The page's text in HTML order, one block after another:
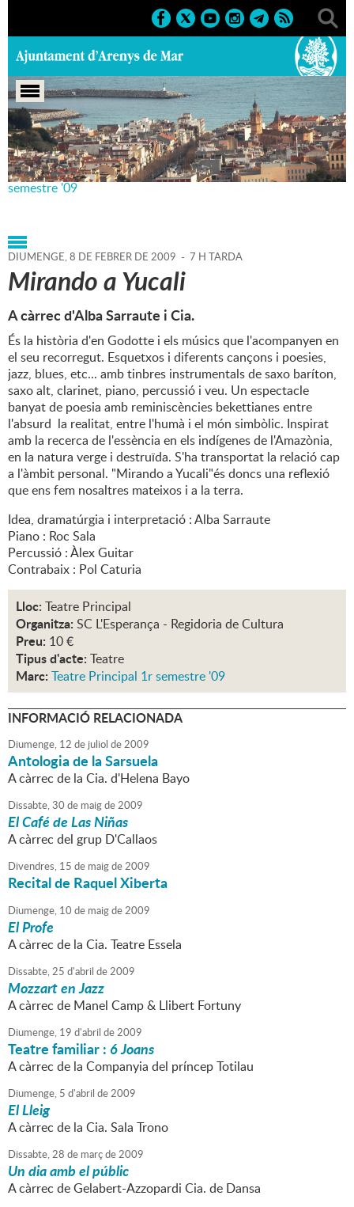
Portada > Agenda > 08-02-
2009 > Marcs > Culturals > 2009 > Teatre Principal 1r
semestre '09
DIUMENGE,8 DE FEBRER DE 2009 - 7 H TARDA
Mirando a Yucali
A càrrec d'Alba Sarraute i Cia.
És la història d'en Godotte i els músics que l'acompanyen en
el seu recorregut. Esquetxos i diferents cançons i poesies,
jazz, blues, etc... amb tinbres instrumentals de saxo baríton,
saxo alt, clarinet, piano, percussió i veu. Un espectacle
banyat de poesia amb reminiscències bekettianes entre
l'absurd la realitat, entre l'humà i el món simbòlic. Inspirat
amb la recerca de l'essència en els indígenes de l'Amazònia,
en la natura verge i destruïda. S'ha transportat la relació cap
a l'àmbit personal. "Mirando a Yucali"és doncs una reflexió
que ens fem nosaltres mateixos i a la terra.
Idea, dramatúrgia i interpretació : Alba Sarraute
Piano : Roc Sala
Percussió : Àlex Guitar
Contrabaix : Pol Caturia
Lloc: Teatre Principal
Organitza: SC L'Esperança - Regidoria de Cultura
Preu: 10 €
Tipus d'acte: Teatre
Marc: Teatre Principal 1r semestre '09
INFORMACIÓ RELACIONADA
Diumenge, 12 de juliol de2009
Antologia de la Sarsuela
A càrrec de la Cia. d'Helena Bayo
Dissabte,30 de maigde2009
El Café de Las Niñas
A càrrec del grup D'Callaos
Divendres, 15 de maigde2009
Recital de Raquel Xiberta
Diumenge, 10 de maigde2009
El Profe
A càrrec de la Cia. Teatre Essela
Dissabte,25 d'abril de2009
Mozzart en Jazz
A càrrec de Manel Camp & Llibert Fortuny
Diumenge, 19 d'abril de2009
Teatre familiar : 6 Joans
A càrrec de la Companyia del príncep Totilau
Diumenge, 5 d'abril de2009
El Lleig
A càrrec de la Cia. Sala Trono
Dissabte,28 de marçde2009
Un dia amb el públic
A càrrec de Gelabert-Azzopardi Cia. de Dansa